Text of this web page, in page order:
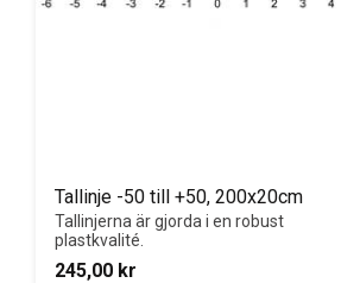
Tallinje -50 till +50, 200x20cm
Tallinjerna är gjorda i en robust
plastkvalité.
245,00 kr